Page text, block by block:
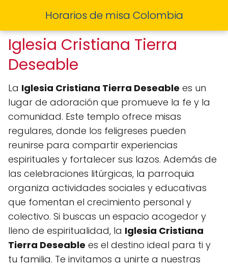
Horarios de misa Colombia
Iglesia Cristiana Tierra
Deseable
La Iglesia Cristiana Tierra Deseable es un
lugar de adoración que promueve la fe y la
comunidad. Este templo ofrece misas
regulares, donde los feligreses pueden
reunirse para compartir experiencias
espirituales y fortalecer sus lazos. Además de
las celebraciones litúrgicas, la parroquia
organiza actividades sociales y educativas
que fomentan el crecimiento personal y
colectivo. Si buscas un espacio acogedor y
lleno de espiritualidad, la Iglesia Cristiana
Tierra Deseable es el destino ideal para ti y
tu familia. Te invitamos a unirte a nuestras